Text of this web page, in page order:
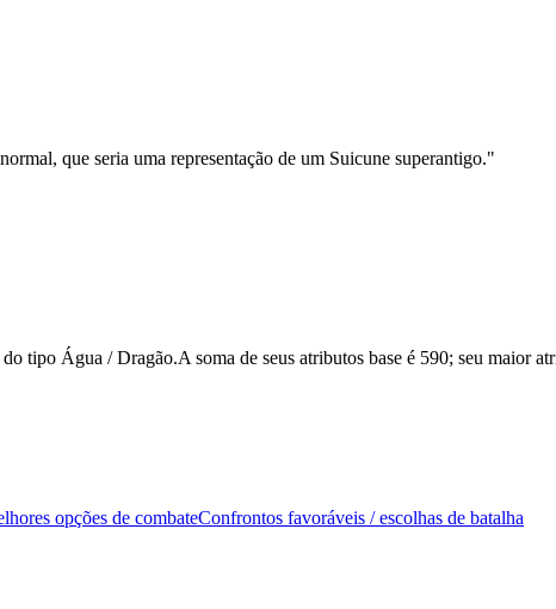
que seria uma representação de um Suicune superantigo."
tipo Água / Dragão.A soma de seus atributos base é 590; seu maior
opções de combateConfrontos favoráveis / escolhas de batalha